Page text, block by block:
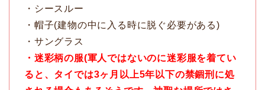
・シースルー
・帽子(建物の中に入る時に脱ぐ必要がある)
・サングラス
・迷彩柄の服(軍人ではないのに迷彩服を着てい
ると、タイでは3ヶ月以上5年以下の禁錮刑に処